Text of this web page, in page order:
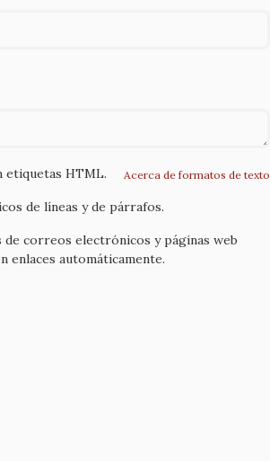
Acerca de formatos de texto
etiquetas HTML.
de líneas y de párrafos.
de correos electrónicos y páginas web
enlaces automáticamente.